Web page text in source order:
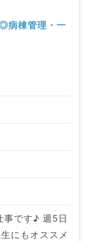
病棟管理・一
事です♪ 週5日
にもオススメ